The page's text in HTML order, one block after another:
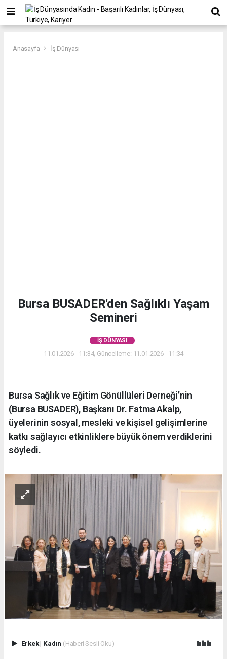
Anasayfa İş Dünyası
Bursa BUSADER'den Sağlıklı Yaşam
Semineri
İŞ DÜNYASI
11.01.2026 - 11:34, Güncelleme: 11.01.2026 - 11:34
Bursa Sağlık ve Eğitim Gönüllüleri Derneği’nin
(Bursa BUSADER), Başkanı Dr. Fatma Akalp,
üyelerinin sosyal, mesleki ve kişisel gelişimlerine
katkı sağlayıcı etkinliklere büyük önem verdiklerini
söyledi.
Erkek| Kadın (Haberi Sesli Oku)